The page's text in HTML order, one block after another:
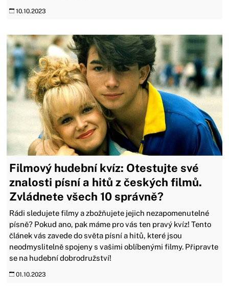
10.10.2023
Filmový hudební kvíz: Otestujte své
znalosti písní a hitů z českých filmů.
Zvládnete všech 10 správně?
Rádi sledujete filmy a zbožňujete jejich nezapomenutelné
písně? Pokud ano, pak máme pro vás ten pravý kvíz! Tento
článek vás zavede do světa písní a hitů, které jsou
neodmyslitelně spojeny s vašimi oblíbenými filmy. Připravte
se na hudební dobrodružství!
01.10.2023